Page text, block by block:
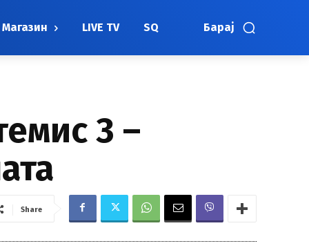
Барај
Магазин LIVE TV SQ
3 –
Share